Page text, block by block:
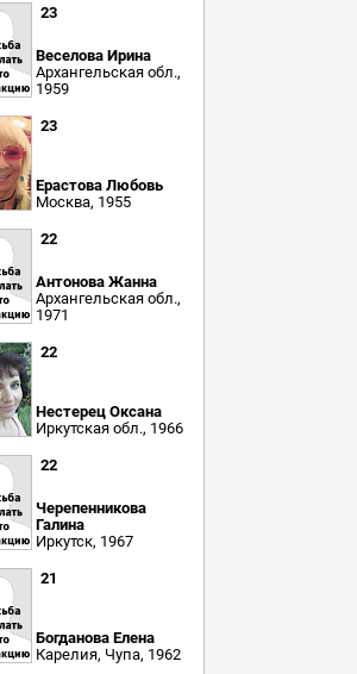
23
Веселова Ирина
Архангельская обл.,
1959
23
Ерастова Любовь
Москва, 1955
22
Антонова Жанна
Архангельская обл.,
1971
22
Нестерец Оксана
Иркутская обл., 1966
22
Черепенникова
Галина
Иркутск, 1967
21
Богданова Елена
Карелия, Чупа, 1962